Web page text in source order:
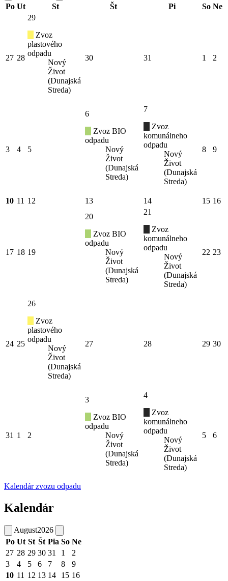
Po Ut St Št Pi So Ne
27 28
29
Zvoz
plastového
odpadu
Nový
Život
(Dunajská
Streda)
30 31 1 2
3 4 5
6
Zvoz BIO
odpadu
Nový
Život
(Dunajská
Streda)
7
Zvoz
komunálneho
odpadu
Nový
Život
(Dunajská
Streda)
8 9
10 11 12 13 14 15 16
17 18 19
20
Zvoz BIO
odpadu
Nový
Život
(Dunajská
Streda)
21
Zvoz
komunálneho
odpadu
Nový
Život
(Dunajská
Streda)
22 23
24 25
26
Zvoz
plastového
odpadu
Nový
Život
(Dunajská
Streda)
27 28 29 30
31 1 2
3
Zvoz BIO
odpadu
Nový
Život
(Dunajská
Streda)
4
Zvoz
komunálneho
odpadu
Nový
Život
(Dunajská
Streda)
5 6
Kalendár zvozu odpadu
Kalendár
August2026
Po Ut St Št Pia So Ne
27 28 29 30 31 1
2
3
4 5 6 7 8
9
10 11 12 13 14 15 16